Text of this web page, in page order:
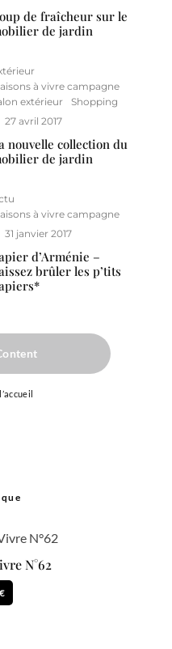
de fraîcheur sur le
de jardin
à vivre campagne
extérieur
Shopping
27 avril 2017
nouvelle collection du
de jardin
à vivre campagne
31 janvier 2017
d’Arménie –
brûler les p’tits
N°62